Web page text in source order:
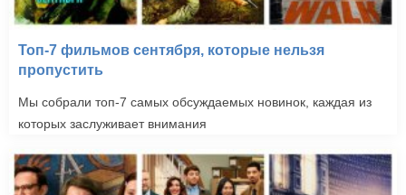
Топ-7 фильмов сентября, которые нельзя
пропустить
Мы собрали топ-7 самых обсуждаемых новинок, каждая из
которых заслуживает внимания